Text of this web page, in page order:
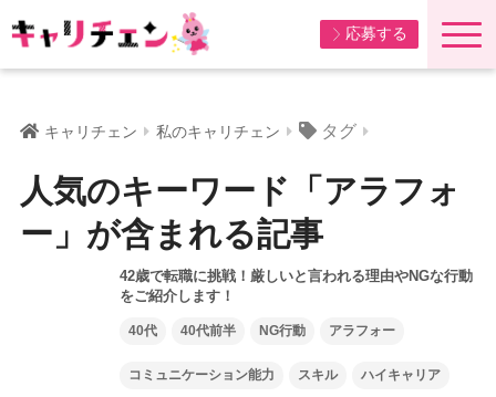
応募する
キャリチェン 私のキャリチェン タグ
人気のキーワード「アラフォ
ー」が含まれる記事
42歳で転職に挑戦！厳しいと言われる理由やNGな行動
をご紹介します！
40代 40代前半 NG行動 アラフォー
コミュニケーション能力 スキル ハイキャリア